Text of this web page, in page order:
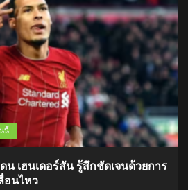
นี้
เฮนเดอร์สัน รู้สึกชัดเจนด้วยการ
อนไหว